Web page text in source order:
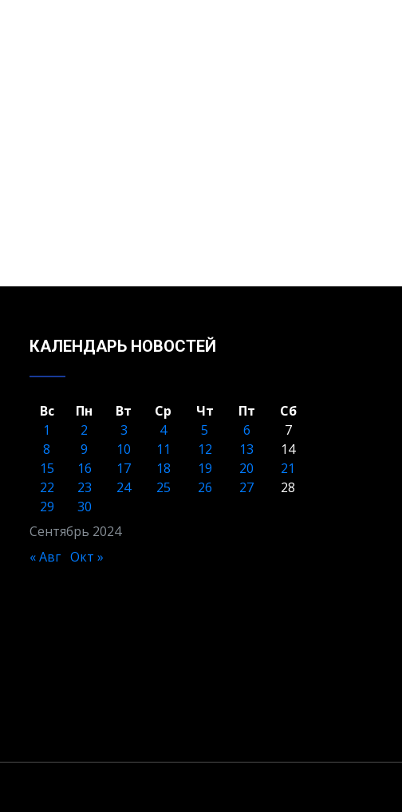
КАЛЕНДАРЬ НОВОСТЕЙ
Сентябрь 2024
Вс Пн Вт Ср Чт Пт
Сб
1
2 3 4 5 6
7
8
9 10 11 12 13
14
15
16 17 18 19 20
21
22
23 24 25 26 27
28
29
30
« Авг Окт »